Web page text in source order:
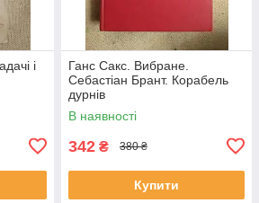
і
Ганс Сакс. Вибране.
Себастіан Брант. Корабель
дурнів
В наявності
342 ₴ 380 ₴
Купити